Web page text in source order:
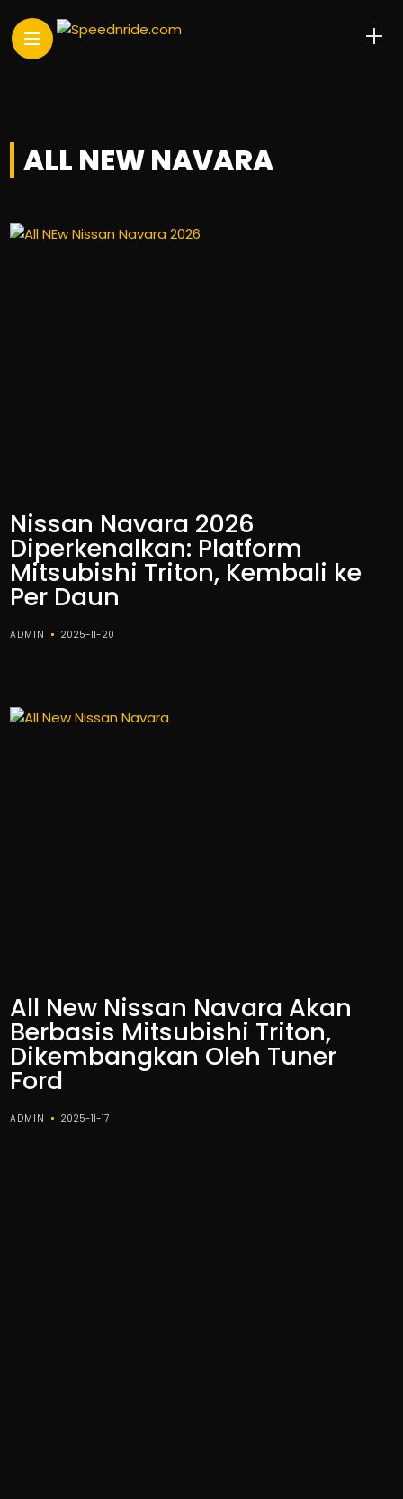
ALL NEW NAVARA
Nissan Navara 2026
Diperkenalkan: Platform
Mitsubishi Triton, Kembali ke
Per Daun
ADMIN 2025-11-20
All New Nissan Navara Akan
Berbasis Mitsubishi Triton,
Dikembangkan Oleh Tuner
Ford
ADMIN 2025-11-17